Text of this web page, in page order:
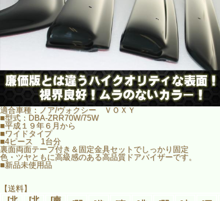
適合車種：ノア/ヴォクシー ＶＯＸＹ
■型式：DBA-ZRR70W/75W
■平成１９年６月から
■ワイドタイプ
■4ピース 1台分
裏面両面テープ付き＆固定金具セットでしっかり固定
色・ツヤともに高級感のある高品質ドアバイザーです。
■新品未使用品
【送料】